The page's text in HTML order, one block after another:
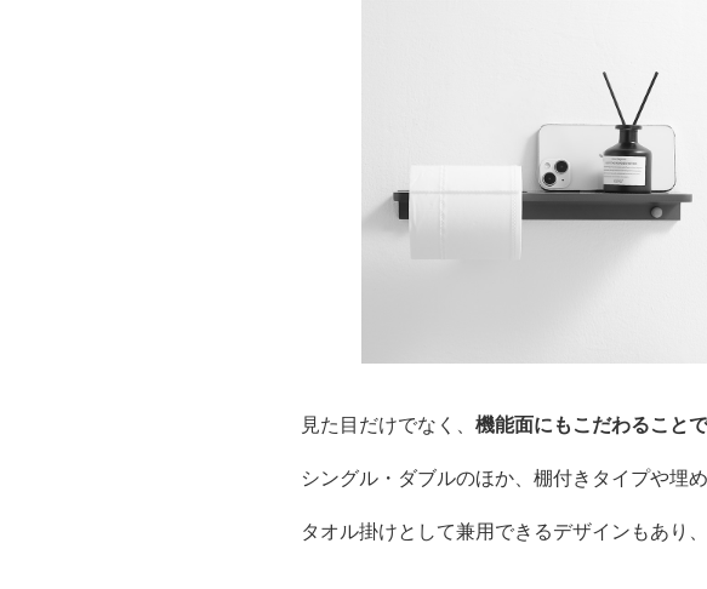
見た目だけでなく、 機能面にもこだわること
シングル・ダブルのほか、棚付きタイプや埋
タオル掛けとして兼用できるデザインもあり、